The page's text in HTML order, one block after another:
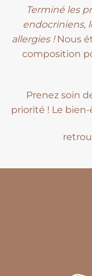
Terminé les
endocriniens,
allergies !Nous
composition
Prenez soin
priorité ! Le